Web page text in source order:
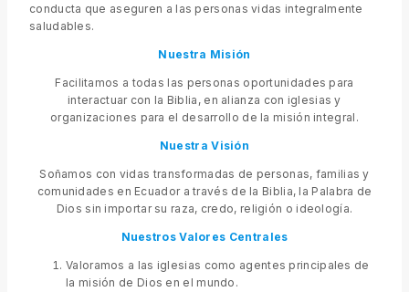
conducta que aseguren a las personas vidas integralmente
saludables.
Nuestra Misión
Facilitamos a todas las personas oportunidades para
interactuar con la Biblia, en alianza con iglesias y
organizaciones para el desarrollo de la misión integral.
Nuestra Visión
Soñamos con vidas transformadas de personas, familias y
comunidades en Ecuador a través de la Biblia, la Palabra de
Dios sin importar su raza, credo, religión o ideología.
Nuestros Valores Centrales
Valoramos a las iglesias como agentes principales de
la misión de Dios en el mundo.